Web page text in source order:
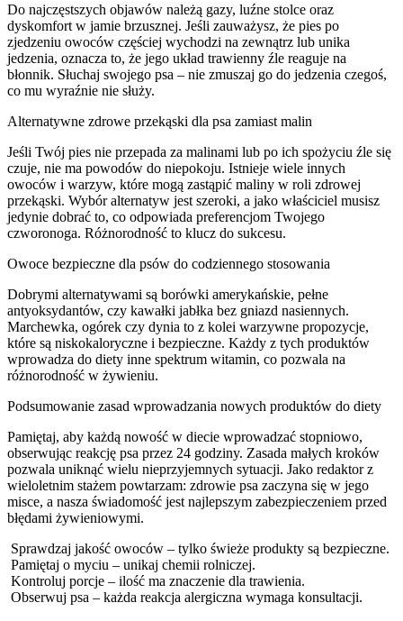
Do najczęstszych objawów należą gazy, luźne stolce oraz
dyskomfort w jamie brzusznej. Jeśli zauważysz, że pies po
zjedzeniu owoców częściej wychodzi na zewnątrz lub unika
jedzenia, oznacza to, że jego układ trawienny źle reaguje na
błonnik. Słuchaj swojego psa – nie zmuszaj go do jedzenia czegoś,
co mu wyraźnie nie służy.
Alternatywne zdrowe przekąski dla psa zamiast malin
Jeśli Twój pies nie przepada za malinami lub po ich spożyciu źle się
czuje, nie ma powodów do niepokoju. Istnieje wiele innych
owoców i warzyw, które mogą zastąpić maliny w roli zdrowej
przekąski. Wybór alternatyw jest szeroki, a jako właściciel musisz
jedynie dobrać to, co odpowiada preferencjom Twojego
czworonoga. Różnorodność to klucz do sukcesu.
Owoce bezpieczne dla psów do codziennego stosowania
Dobrymi alternatywami są borówki amerykańskie, pełne
antyoksydantów, czy kawałki jabłka bez gniazd nasiennych.
Marchewka, ogórek czy dynia to z kolei warzywne propozycje,
które są niskokaloryczne i bezpieczne. Każdy z tych produktów
wprowadza do diety inne spektrum witamin, co pozwala na
różnorodność w żywieniu.
Podsumowanie zasad wprowadzania nowych produktów do diety
Pamiętaj, aby każdą nowość w diecie wprowadzać stopniowo,
obserwując reakcję psa przez 24 godziny. Zasada małych kroków
pozwala uniknąć wielu nieprzyjemnych sytuacji. Jako redaktor z
wieloletnim stażem powtarzam: zdrowie psa zaczyna się w jego
misce, a nasza świadomość jest najlepszym zabezpieczeniem przed
błędami żywieniowymi.
Sprawdzaj jakość owoców – tylko świeże produkty są bezpieczne.
Pamiętaj o myciu – unikaj chemii rolniczej.
Kontroluj porcje – ilość ma znaczenie dla trawienia.
Obserwuj psa – każda reakcja alergiczna wymaga konsultacji.